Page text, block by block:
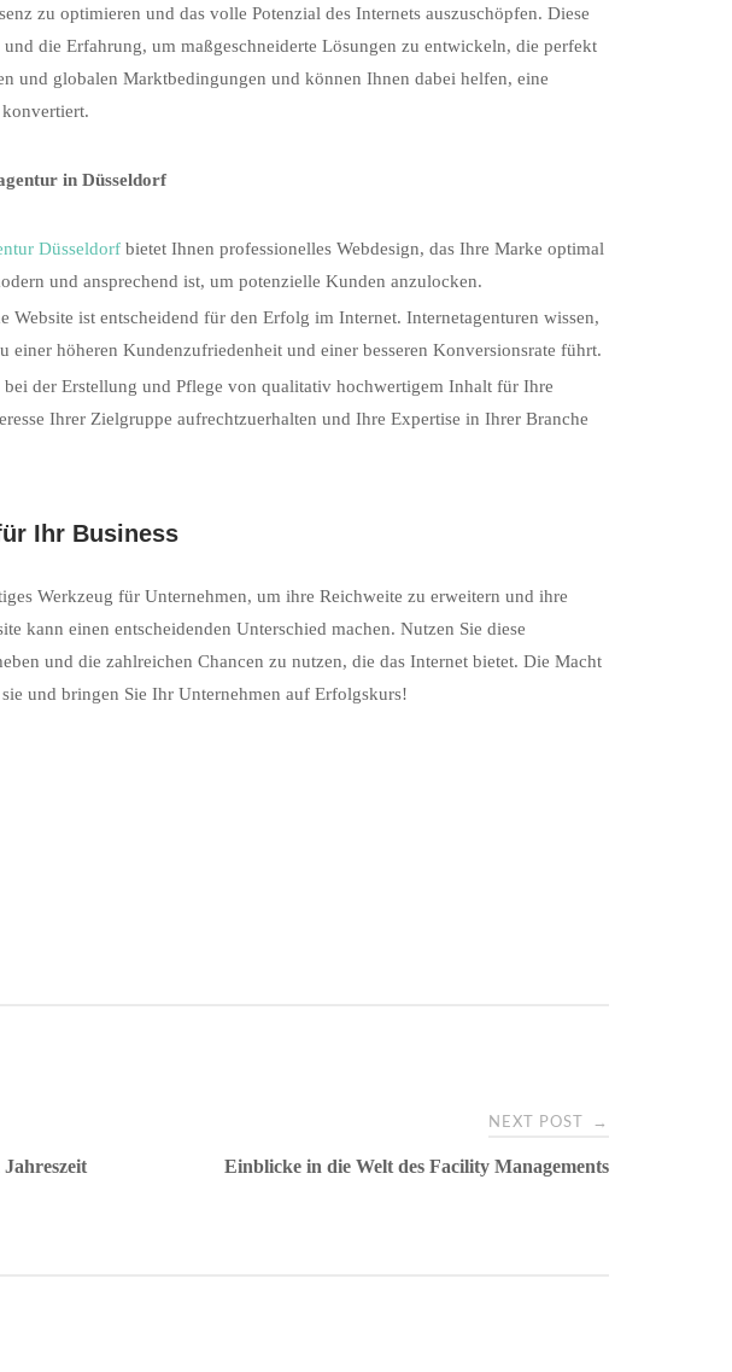
zu optimieren und das volle Potenzial des Internets auszuschöpfen. Diese
die Erfahrung, um maßgeschneiderte Lösungen zu entwickeln, die perfekt
und globalen Marktbedingungen und können Ihnen dabei helfen, eine
in Düsseldorf
Düsseldorf bietet Ihnen professionelles Webdesign, das Ihre Marke optimal
und ansprechend ist, um potenzielle Kunden anzulocken.
Website ist entscheidend für den Erfolg im Internet. Internetagenturen wissen,
einer höheren Kundenzufriedenheit und einer besseren Konversionsrate führt.
der Erstellung und Pflege von qualitativ hochwertigem Inhalt für Ihre
Ihrer Zielgruppe aufrechtzuerhalten und Ihre Expertise in Ihrer Branche
Ihr Business
Werkzeug für Unternehmen, um ihre Reichweite zu erweitern und ihre
kann einen entscheidenden Unterschied machen. Nutzen Sie diese
und die zahlreichen Chancen zu nutzen, die das Internet bietet. Die Macht
und bringen Sie Ihr Unternehmen auf Erfolgskurs!
NEXT POST →
Einblicke in die Welt des Facility Managements